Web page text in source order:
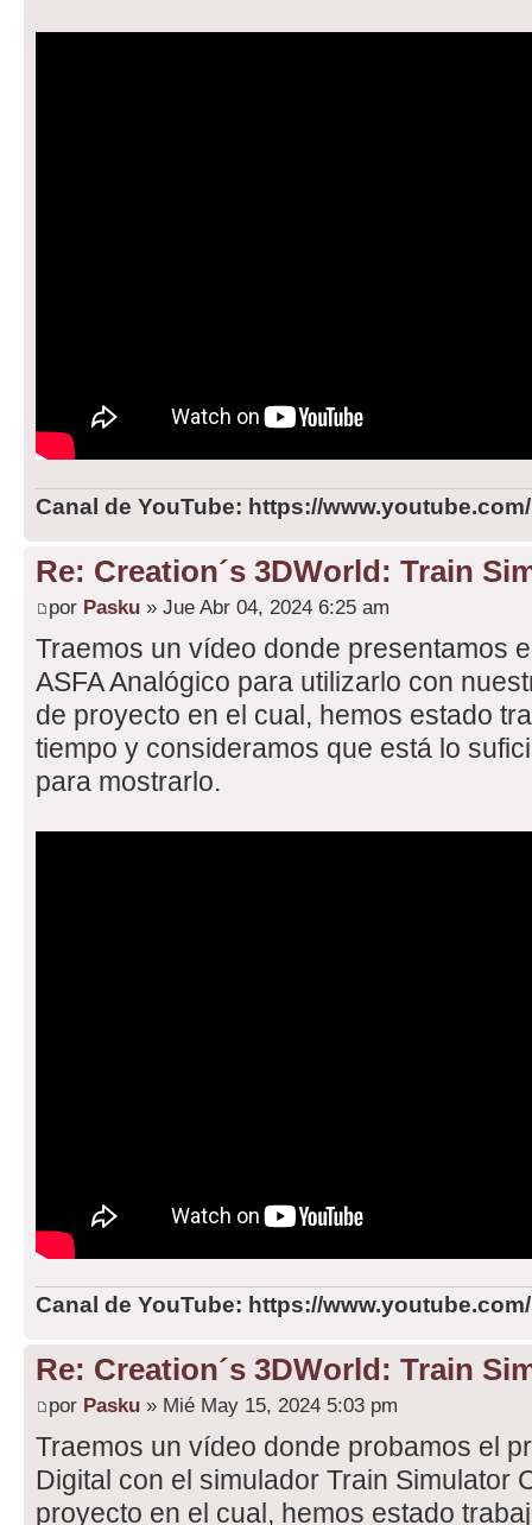
Canal de YouTube: https://
Re: Creation´s 3DWorld: Train
por Pasku » Jue Abr 04, 2024 6:25 am
Traemos un vídeo donde presentamos
ASFA Analógico para utilizarlo con
de proyecto en el cual, hemos estado
tiempo y consideramos que está lo
para mostrarlo.
Canal de YouTube: https://
Re: Creation´s 3DWorld: Train
por Pasku » Mié May 15, 2024 5:03 pm
Traemos un vídeo donde probamos el
Digital con el simulador Train Simulator
proyecto en el cual, hemos estado